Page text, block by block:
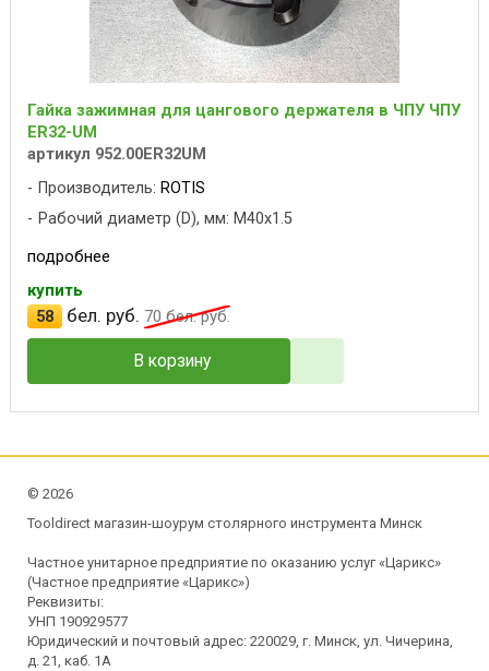
Гайка зажимная для цангового держателя в ЧПУ ЧПУ
ER32-UM
артикул 952.00ER32UM
Производитель: ROTIS
Рабочий диаметр (D), мм: M40x1.5
подробнее
купить
58
бел. руб. 70бел. руб.
В корзину
© 2026
Tooldirect магазин-шоурум столярного инструмента Минск
Частное унитарное предприятие по оказанию услуг «Царикс»
(Частное предприятие «Царикс»)
Реквизиты:
УНП 190929577
Юридический и почтовый адрес: 220029, г. Минск, ул. Чичерина,
д. 21, каб. 1А